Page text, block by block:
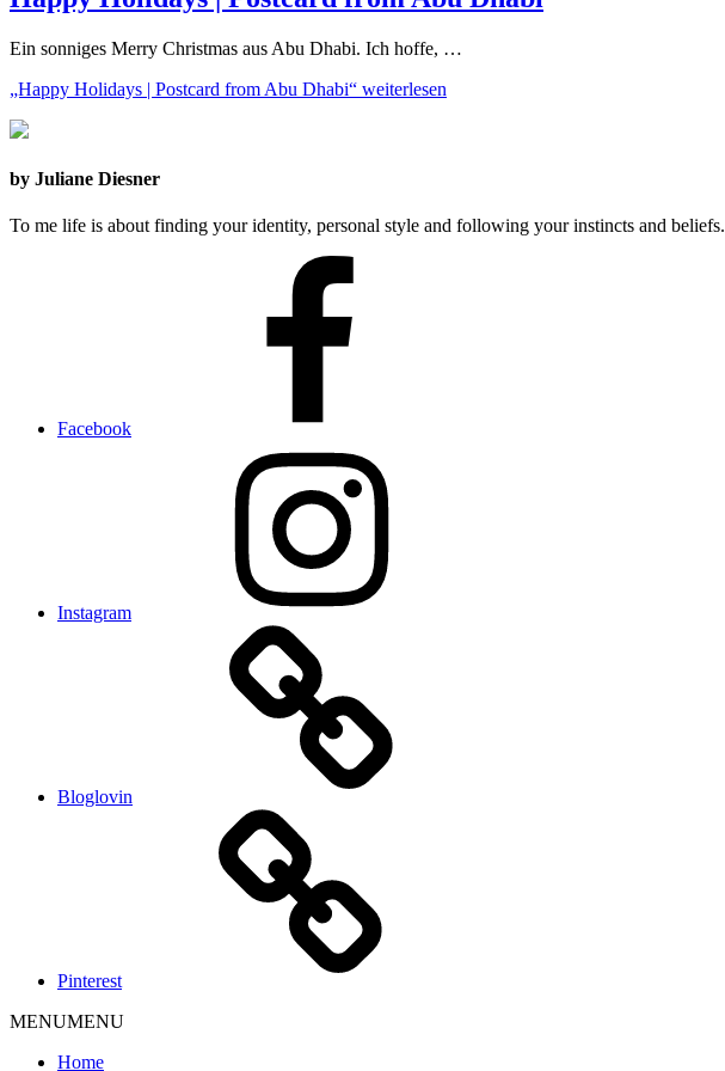
Ein sonniges Merry Christmas aus Abu Dhabi. Ich hoffe, …
„Happy Holidays | Postcard from Abu Dhabi“ weiterlesen
by Juliane Diesner
To me life is about finding your identity, personal style and following your instincts and beliefs.
Facebook
Instagram
Bloglovin
Pinterest
MENUMENU
Home